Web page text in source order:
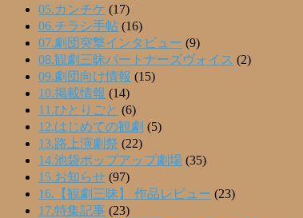
05.カンチケ (17)
06.チラシ手帖 (16)
07.劇団突撃インタビュー (9)
08.観劇三昧パートナーズヴォイス (2)
09.劇団向け情報 (15)
10.掲載情報 (14)
11.ひとりごと (6)
12.はじめての観劇 (5)
13.路上演劇祭 (22)
14.池袋ポップアップ劇場 (35)
15.お知らせ (97)
16.【観劇三昧】 作品レビュー (23)
17.特集記事 (23)